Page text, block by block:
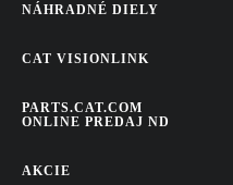
NÁHRADNÉ DIELY
CAT VISIONLINK
PARTS.CAT.COM
ONLINE PREDAJ ND
AKCIE